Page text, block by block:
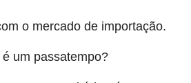
o mercado de importação.
um passatempo?